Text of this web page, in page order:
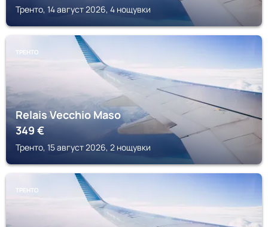
Тренто, 14 август 2026, 4 нощувки
ТРЕНТО
Relais Vecchio Maso
349€
Тренто, 15 август 2026, 2 нощувки
ТРЕНТО